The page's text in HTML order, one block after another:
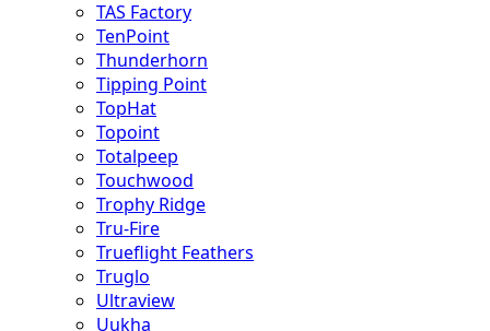
TAS Factory
TenPoint
Thunderhorn
Tipping Point
TopHat
Topoint
Totalpeep
Touchwood
Trophy Ridge
Tru-Fire
Trueflight Feathers
Truglo
Ultraview
Uukha